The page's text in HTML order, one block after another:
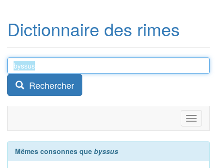
Dictionnaire des rimes
Rechercher
Toggle
Mêmes consonnes que byssus